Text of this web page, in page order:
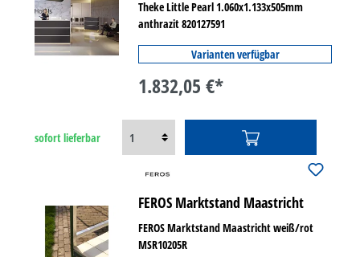
Theke Little Pearl 1.060x1.133x505mm
anthrazit 820127591
Varianten verfügbar
1.832,05 €*
sofort lieferbar
FEROS Marktstand Maastricht
FEROS Marktstand Maastricht weiß/rot
MSR10205R